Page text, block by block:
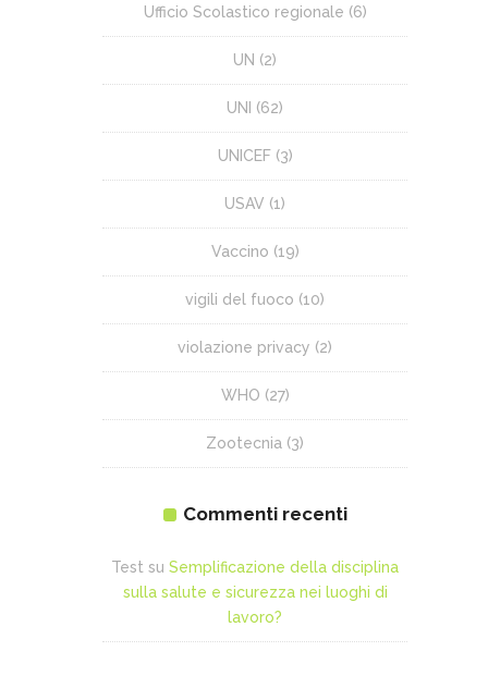
Ufficio Scolastico regionale (6)
UN (2)
UNI (62)
UNICEF(3)
USAV (1)
Vaccino (19)
vigili del fuoco (10)
violazione privacy (2)
WHO (27)
Zootecnia (3)
Commenti recenti
Test su Semplificazione della disciplina
sulla salute e sicurezza nei luoghi di
lavoro?